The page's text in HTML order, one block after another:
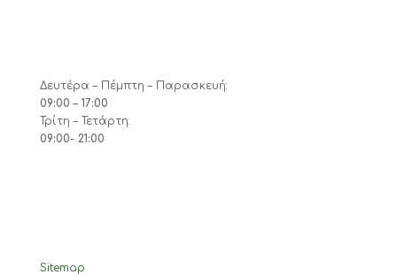
Δευτέρα – Πέμπτη – Παρασκευή:
09:00 – 17:00
Τρίτη – Τετάρτη:
09:00- 21:00
Sitemap